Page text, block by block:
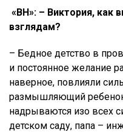
«ВН»: – Виктория, как
взглядам?
– Бедное детство в
и постоянное желание
наверное, повлияли
размышляющий
надрываются изо всех
детском саду, папа –